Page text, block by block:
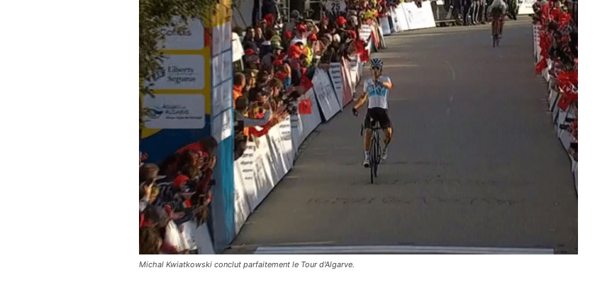
Michal Kwiatkowski conclut parfaitement le Tour d'Algarve.